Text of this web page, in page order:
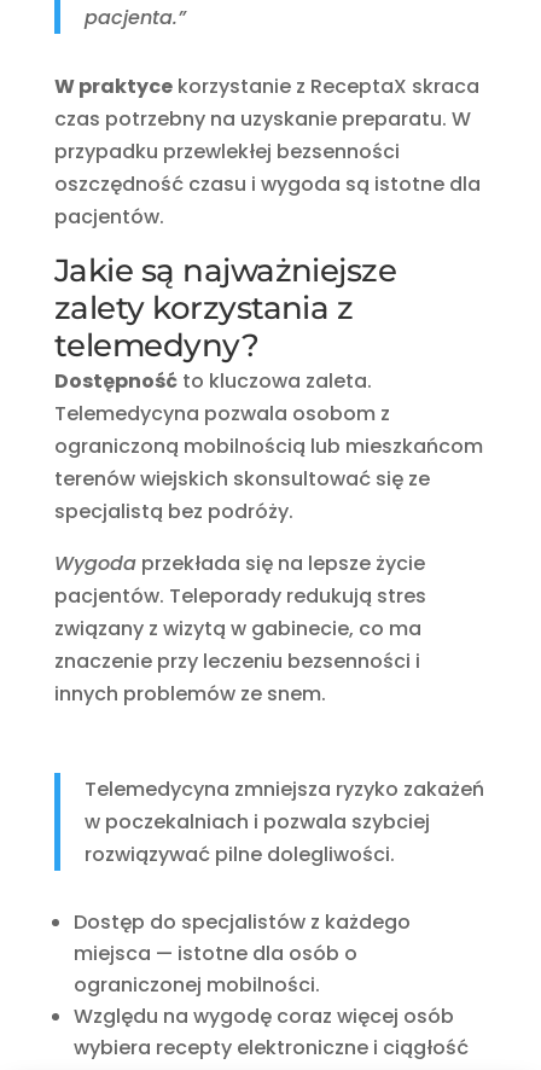
pacjenta.”
W praktycekorzystanie z ReceptaX skraca
czas potrzebny na uzyskanie preparatu. W
przypadku przewlekłej bezsenności
oszczędność czasu i wygoda są istotne dla
pacjentów.
Jakie są najważniejsze
zalety korzystania z
telemedyny?
Dostępnośćto kluczowa zaleta.
Telemedycyna pozwala osobom z
ograniczoną mobilnością lub mieszkańcom
terenów wiejskich skonsultować się ze
specjalistą bez podróży.
Wygodaprzekłada się na lepsze życie
pacjentów. Teleporady redukują stres
związany z wizytą w gabinecie, co ma
znaczenie przy leczeniu bezsenności i
innych problemów ze snem.
Telemedycyna zmniejsza ryzyko zakażeń
w poczekalniach i pozwala szybciej
rozwiązywać pilne dolegliwości.
Dostęp do specjalistów z każdego
miejsca — istotne dla osób o
ograniczonej mobilności.
Względu na wygodę coraz więcej osób
wybiera recepty elektroniczne i ciągłość